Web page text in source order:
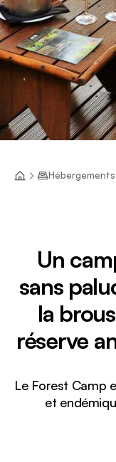
Hébergements
Un
sans
la
réserve
Le Forest Camp
et